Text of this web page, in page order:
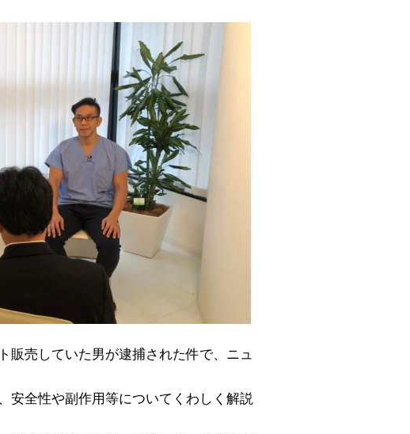
販売していた男が逮捕された件で、ニュ
安全性や副作用等についてくわしく解説